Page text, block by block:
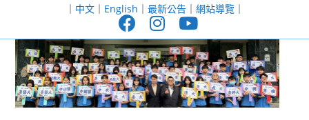
至
｜ 中文｜ English ｜ 最新公告｜ 網站導覽｜